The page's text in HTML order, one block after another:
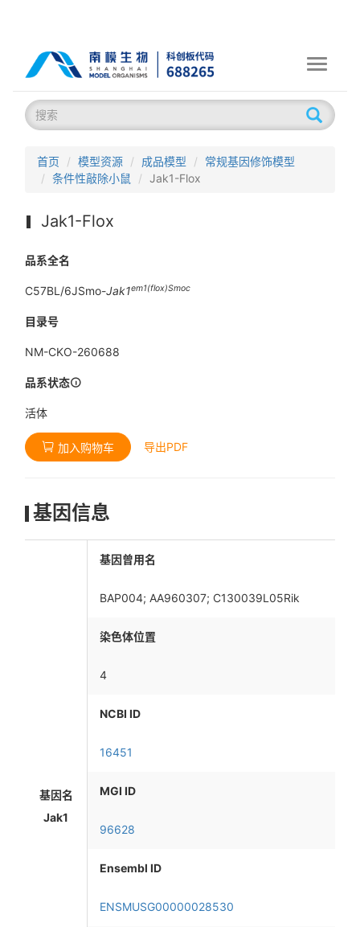
Toggle
首页 模型资源 成品模型
常规基因修饰模型
条件性敲除小鼠
Jak1-Flox
Jak1-Flox
品系全名
C57BL/6JSmo-Jak1em1(flox)Smoc
目录号
NM-CKO-260688
品系状态
活体
加入购物车 导出PDF
基因信息
基因名
Jak1
基因曾用名
BAP004; AA960307; C130039L05Rik
染色体位置
4
NCBI ID
16451
MGI ID
96628
Ensembl ID
ENSMUSG00000028530